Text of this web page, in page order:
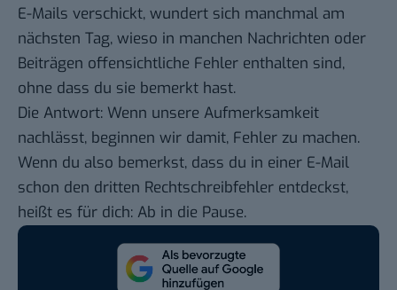
E-Mails verschickt, wundert sich manchmal am
nächsten Tag, wieso in manchen Nachrichten oder
Beiträgen offensichtliche Fehler enthalten sind,
ohne dass du sie bemerkt hast.
Die Antwort: Wenn unsere Aufmerksamkeit
nachlässt, beginnen wir damit, Fehler zu machen.
Wenn du also bemerkst, dass du in einer E-Mail
schon den dritten Rechtschreibfehler entdeckst,
heißt es für dich: Ab in die Pause.